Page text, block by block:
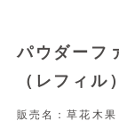
パウダー
（レフィル）
販売名：草花木